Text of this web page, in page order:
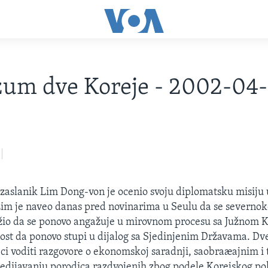
dve Koreje - 2002-
Lim Dong-von je ocenio svoju diplomatsku misiju
je naveo danas pred novinarima u Seulu da se
da se ponovo angažuje u mirovnom procesu sa Južnom
da ponovo stupi u dijalog sa Sjedinjenim Državama.
voditi razgovore o ekonomskoj saradnji, saobraæajnim